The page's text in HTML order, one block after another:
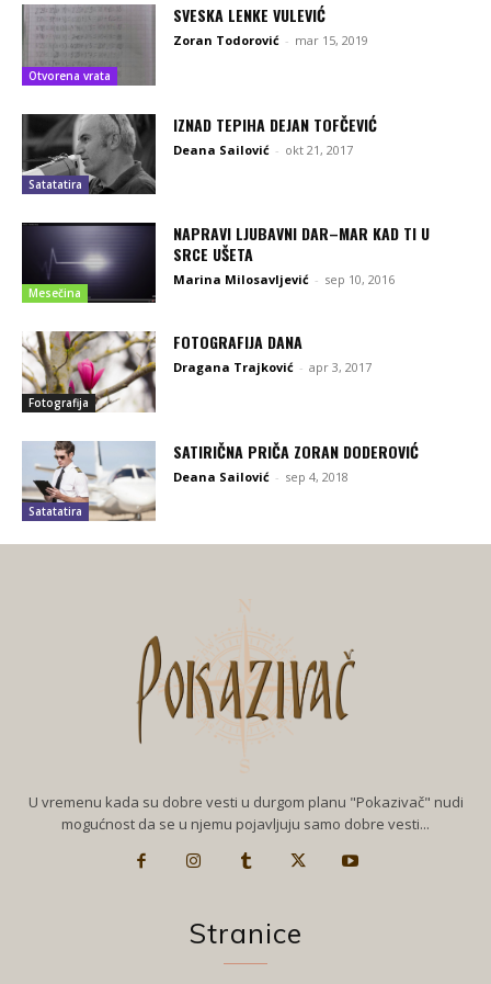
Otvorena vrata
SVESKA LENKE VULEVIĆ
Zoran Todorović - mar 15, 2019
Satatatira
IZNAD TEPIHA DEJAN TOFČEVIĆ
Deana Sailović - okt 21, 2017
Mesečina
NAPRAVI LJUBAVNI DAR–MAR KAD TI U
SRCE UŠETA
Marina Milosavljević - sep 10, 2016
Fotografija
FOTOGRAFIJA DANA
Dragana Trajković - apr 3, 2017
Satatatira
SATIRIČNA PRIČA ZORAN DODEROVIĆ
Deana Sailović - sep 4, 2018
U vremenu kada su dobre vesti u durgom planu "Pokazivač" nudi
mogućnost da se u njemu pojavljuju samo dobre vesti...
Stranice